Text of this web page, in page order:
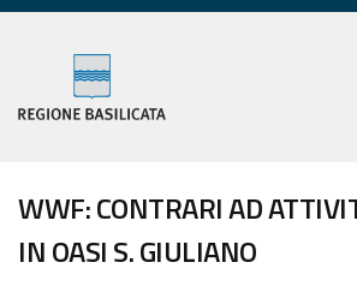
WWF: CONTRARI AD
IN OASI S. GIULIANO